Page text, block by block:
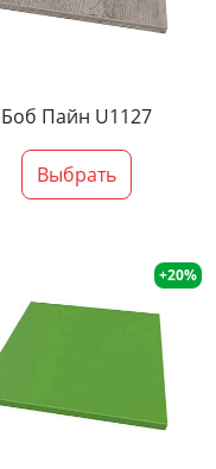
Боб Пайн U1127
Выбрать
+20%